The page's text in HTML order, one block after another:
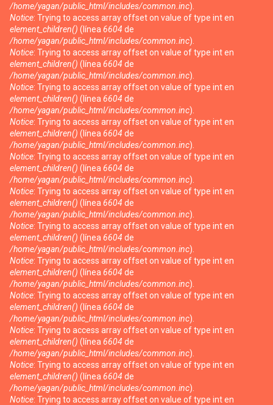
/home/yagan/public_html/includes/common.inc).
Notice: Trying to access array offset on value of type int en
element_children() (línea 6604 de
/home/yagan/public_html/includes/common.inc).
Notice: Trying to access array offset on value of type int en
element_children() (línea 6604 de
/home/yagan/public_html/includes/common.inc).
Notice: Trying to access array offset on value of type int en
element_children() (línea 6604 de
/home/yagan/public_html/includes/common.inc).
Notice: Trying to access array offset on value of type int en
element_children() (línea 6604 de
/home/yagan/public_html/includes/common.inc).
Notice: Trying to access array offset on value of type int en
element_children() (línea 6604 de
/home/yagan/public_html/includes/common.inc).
Notice: Trying to access array offset on value of type int en
element_children() (línea 6604 de
/home/yagan/public_html/includes/common.inc).
Notice: Trying to access array offset on value of type int en
element_children() (línea 6604 de
/home/yagan/public_html/includes/common.inc).
Notice: Trying to access array offset on value of type int en
element_children() (línea 6604 de
/home/yagan/public_html/includes/common.inc).
Notice: Trying to access array offset on value of type int en
element_children() (línea 6604 de
/home/yagan/public_html/includes/common.inc).
Notice: Trying to access array offset on value of type int en
element_children() (línea 6604 de
/home/yagan/public_html/includes/common.inc).
Notice: Trying to access array offset on value of type int en
element_children() (línea 6604 de
/home/yagan/public_html/includes/common.inc).
Notice: Trying to access array offset on value of type int en